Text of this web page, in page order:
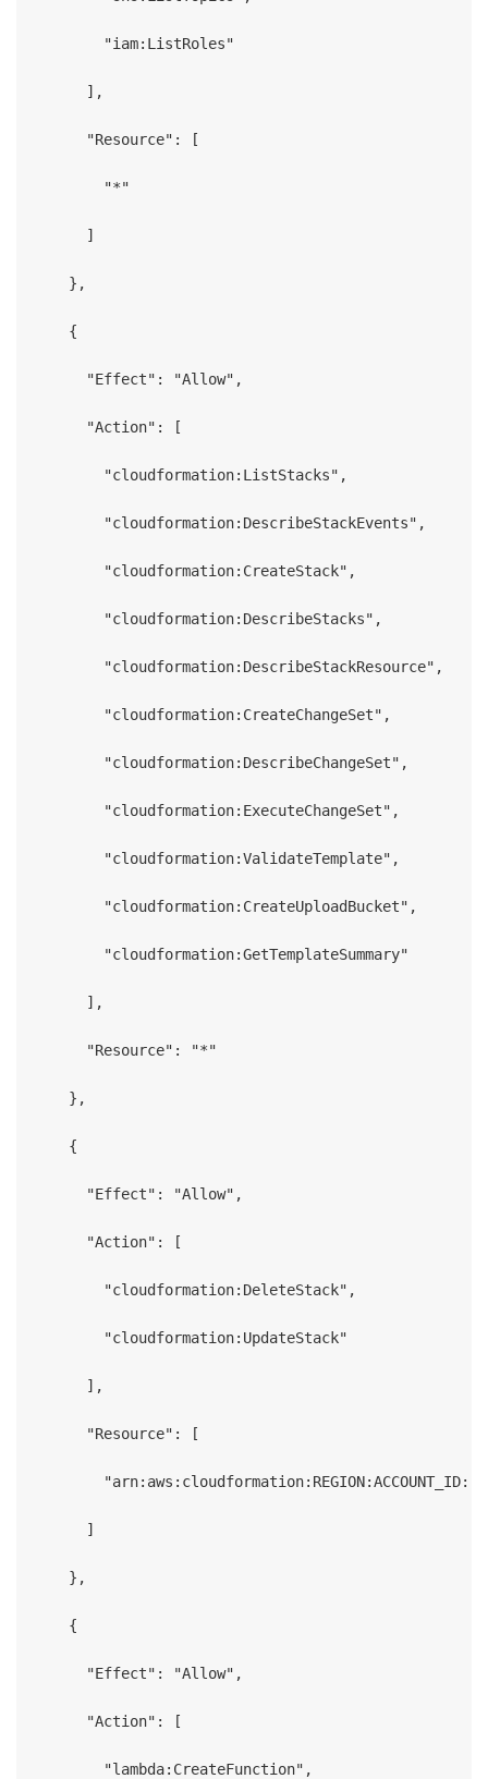
"iam:ListRoles"
],
"Resource": [
"*"
]
},
{
"Effect": "Allow",
"Action": [
"cloudformation:ListStacks",
"cloudformation:DescribeStackEvents",
"cloudformation:CreateStack",
"cloudformation:DescribeStacks",
"cloudformation:DescribeStackResource",
"cloudformation:CreateChangeSet",
"cloudformation:DescribeChangeSet",
"cloudformation:ExecuteChangeSet",
"cloudformation:ValidateTemplate",
"cloudformation:CreateUploadBucket",
"cloudformation:GetTemplateSummary"
],
"Resource": "*"
},
{
"Effect": "Allow",
"Action": [
"cloudformation:DeleteStack",
"cloudformation:UpdateStack"
],
"Resource": [
]
},
{
"Effect": "Allow",
"Action": [
"lambda:CreateFunction",